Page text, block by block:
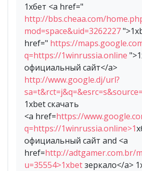
1хбет <a href="
http://bbs.cheaa.com/
mod=space&uid=3262227
href=" https://
q=https://1winrussia.online
официальный сайт</a>
http://www.google.dj/url?
1xbet скачать
<a href=https://
q=https://1winrussia.online>1
официальный сайт and <a
href=http://adtgamer.com.br/
u=35554>1xbetзеркало</a>